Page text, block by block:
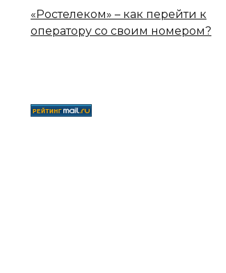
«Ростелеком» – как перейти к
оператору со своим номером?